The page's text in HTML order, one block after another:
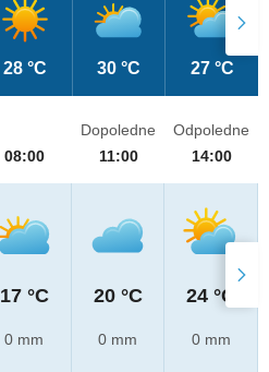
28 °C 30 °C 27 °C
08:00
17 °C
0 mm
Dopoledne
11:00
20 °C
0 mm
Odpoledne
14:00
24 °C
0 mm